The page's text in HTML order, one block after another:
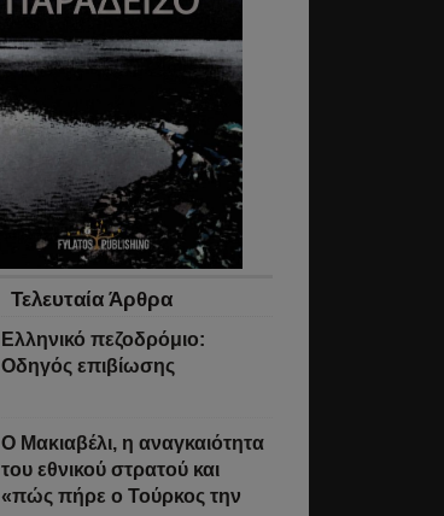
Τελευταία Άρθρα
Ελληνικό πεζοδρόμιο:
Οδηγός επιβίωσης
Ο Μακιαβέλι, η αναγκαιότητα
του εθνικού στρατού και
«πώς πήρε ο Τούρκος την